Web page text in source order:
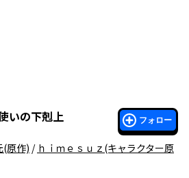
いの下剋上 フォロー
(原作) / ｈｉｍｅｓｕｚ (キャラクター原